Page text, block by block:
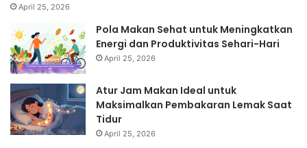
April 25, 2026
Pola Makan Sehat untuk Meningkatkan
Energi dan Produktivitas Sehari-Hari
April 25, 2026
Atur Jam Makan Ideal untuk
Maksimalkan Pembakaran Lemak Saat
Tidur
April 25, 2026